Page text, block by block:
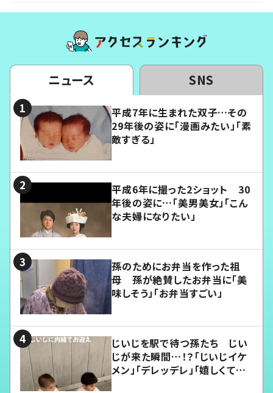
ニュース SNS
平成7年に生まれた双子…その
29年後の姿に「漫画みたい」「素
敵すぎる」
平成6年に撮った2ショット 30
年後の姿に…「美男美女」「こん
な夫婦になりたい」
孫のためにお弁当を作った祖
母 孫が絶賛したお弁当に「美
味しそう」「お弁当すごい」
じいじを駅で待つ孫たち じい
じが来た瞬間…！？「じいじイケ
メン」「デレッデレ」「嬉しくて可